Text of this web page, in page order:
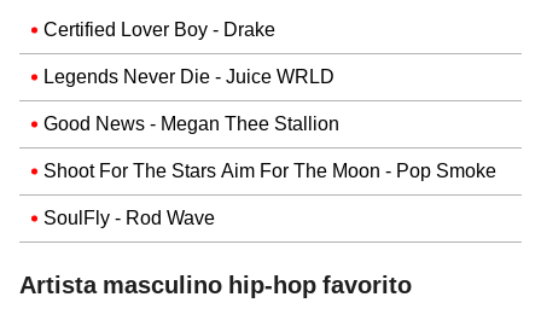
Certified Lover Boy - Drake
Legends Never Die - Juice WRLD
Good News - Megan Thee Stallion
Shoot For The Stars Aim For The Moon - Pop Smoke
SoulFly - Rod Wave
Artista masculino hip-hop favorito